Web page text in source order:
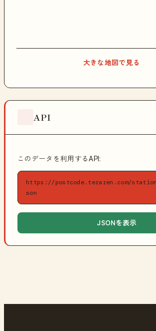
大きな地図で見る
API
このデータを利用するAPI:
https://postcode.teraren.com/
son
JSONを表示